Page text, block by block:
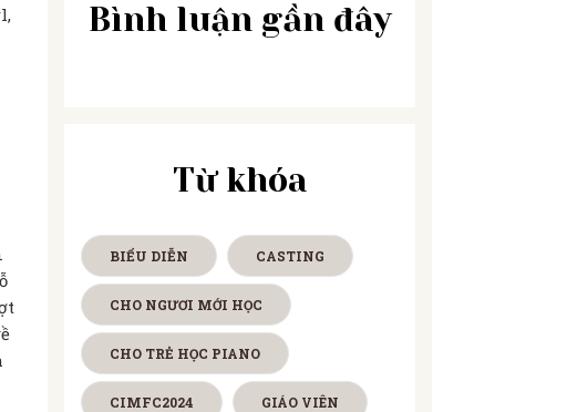
Bình luận gần đây
Từ khóa
BIỂU DIỄN CASTING
CHO NGƯƠI MỚI HỌC
CHO TRẺ HỌC PIANO
CIMFC2024 GIÁO VIÊN